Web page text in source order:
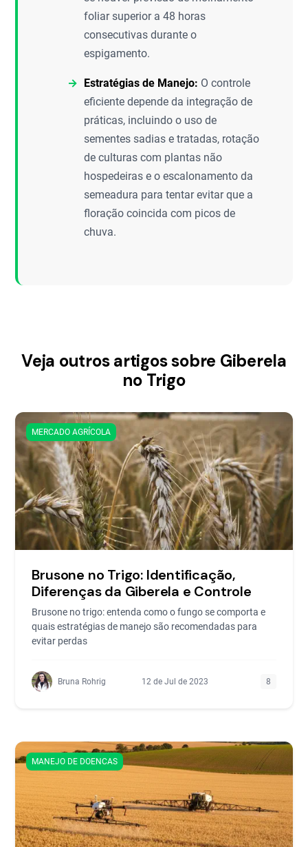
foliar superior a 48 horas
consecutivas durante o
espigamento.
Estratégias de Manejo: O controle
eficiente depende da integração de
práticas, incluindo o uso de
sementes sadias e tratadas, rotação
de culturas com plantas não
hospedeiras e o escalonamento da
semeadura para tentar evitar que a
floração coincida com picos de
chuva.
Veja outros artigos sobre Giberela
no Trigo
MERCADO AGRÍCOLA
Brusone no Trigo: Identificação,
Diferenças da Giberela e Controle
Brusone no trigo: entenda como o fungo se comporta e
quais estratégias de manejo são recomendadas para
evitar perdas
Bruna Rohrig 12 de Jul de 2023 8
MANEJO DE DOENCAS